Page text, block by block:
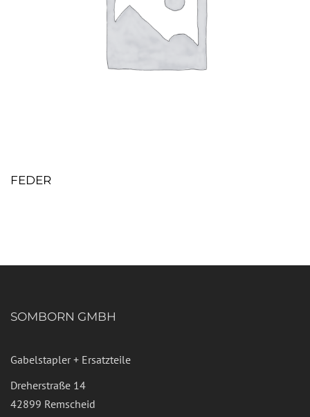
FEDER
SOMBORN GMBH
Gabelstapler + Ersatzteile
Dreherstraße 14
42899 Remscheid